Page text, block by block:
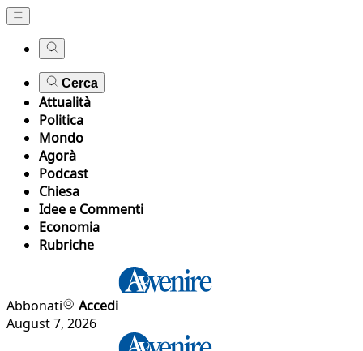
Cerca
Attualità
Politica
Mondo
Agorà
Podcast
Chiesa
Idee e Commenti
Economia
Rubriche
Abbonati
Accedi
August 7, 2026